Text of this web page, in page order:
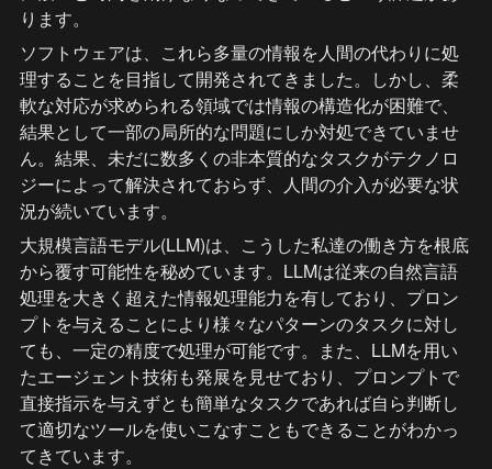
ります。
ソフトウェアは、これら多量の情報を人間の代わりに処
理することを目指して開発されてきました。しかし、柔
軟な対応が求められる領域では情報の構造化が困難で、
結果として一部の局所的な問題にしか対処できていませ
ん。結果、未だに数多くの非本質的なタスクがテクノロ
ジーによって解決されておらず、人間の介入が必要な状
況が続いています。
大規模言語モデル(LLM)は、こうした私達の働き方を根底
から覆す可能性を秘めています。LLMは従来の自然言語
処理を大きく超えた情報処理能力を有しており、プロン
プトを与えることにより様々なパターンのタスクに対し
ても、一定の精度で処理が可能です。また、LLMを用い
たエージェント技術も発展を見せており、プロンプトで
直接指示を与えずとも簡単なタスクであれば自ら判断し
て適切なツールを使いこなすこともできることがわかっ
てきています。